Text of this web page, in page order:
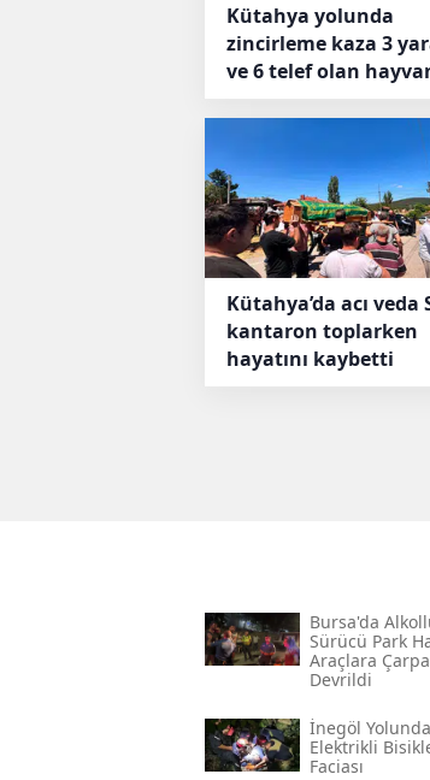
Kütahya yolunda
zincirleme kaza 3
ve 6 telef olan
Kütahya’da acı veda
kantaron toplarken
hayatını kaybetti
Bursa'da
Sürücü Park
Araçlara
Devrildi
İnegöl Yolunda
Elektrikli
Faciası